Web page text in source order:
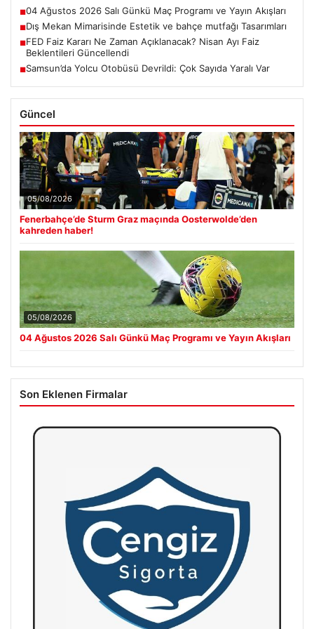
■04 Ağustos 2026 Salı Günkü Maç Programı ve Yayın Akışları
■Dış Mekan Mimarisinde Estetik ve bahçe mutfağı Tasarımları
■FED Faiz Kararı Ne Zaman Açıklanacak? Nisan Ayı Faiz
Beklentileri Güncellendi
■Samsun’da Yolcu Otobüsü Devrildi: Çok Sayıda Yaralı Var
Güncel
05/08/2026
Fenerbahçe’de Sturm Graz maçında Oosterwolde’den
kahreden haber!
05/08/2026
04 Ağustos 2026 Salı Günkü Maç Programı ve Yayın Akışları
Son Eklenen Firmalar